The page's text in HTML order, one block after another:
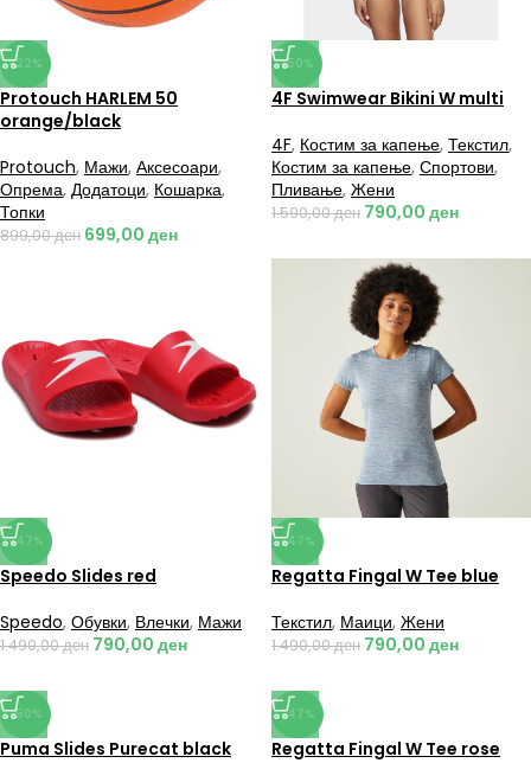
-22%
Protouch HARLEM 50
orange/black
Protouch, Мажи, Аксесоари,
Опрема, Додатоци, Кошарка,
Топки
899,00ден 699,00 ден
-50%
4F Swimwear Bikini W multi
4F, Костим за капење, Текстил,
Костим за капење, Спортови,
Пливање, Жени
1.590,00ден 790,00 ден
-47%
Speedo Slides red
Speedo, Обувки, Влечки, Мажи
1.490,00ден 790,00 ден
-47%
Regatta Fingal W Tee blue
Текстил, Маици, Жени
1.490,00ден 790,00 ден
-50%
Puma Slides Purecat black
-47%
Regatta Fingal W Tee rose